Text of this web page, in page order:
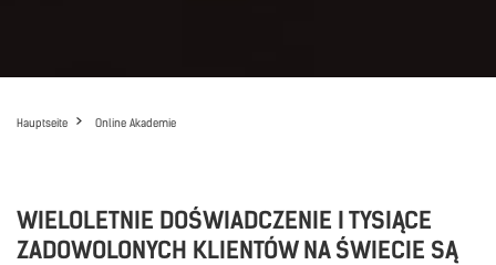
Hauptseite Online Akademie
WIELOLETNIE DOŚWIADCZENIE I TYSIĄCE
ZADOWOLONYCH KLIENTÓW NA ŚWIECIE SĄ